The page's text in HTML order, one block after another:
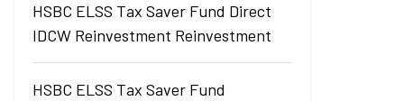
HSBC ELSS Tax Saver Fund Direct
IDCW Reinvestment Reinvestment
HSBC ELSS Tax Saver Fund